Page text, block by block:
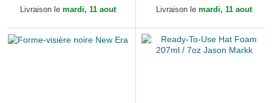
Livraison le mardi, 11 aout Livraison le mardi, 11 aout